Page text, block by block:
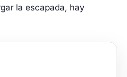
la escapada, hay